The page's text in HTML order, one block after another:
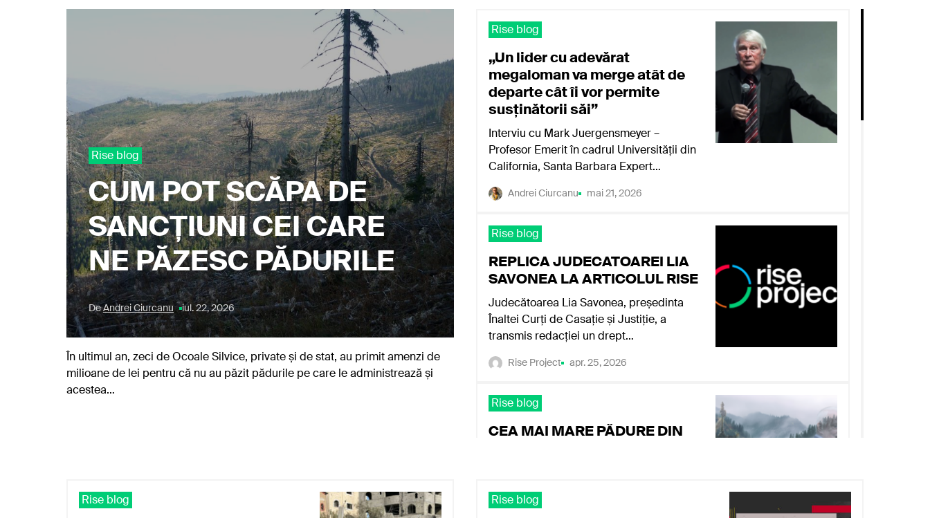
Rise blog
CUM POT SCĂPA DE
SANCȚIUNI CEI CARE
NE PĂZESC PĂDURILE
DeAndrei Ciurcanu iul. 22, 2026
În ultimul an, zeci de Ocoale Silvice, private și de stat, au primit amenzi de
milioane de lei pentru că nu au păzit pădurile pe care le administrează și
acestea…
Rise blog
„Un lider cu adevărat
megaloman va merge atât de
departe cât îi vor permite
susținătorii săi”
Interviu cu Mark Juergensmeyer –
Profesor Emerit în cadrul Universității din
California, Santa Barbara Expert…
Andrei Ciurcanu mai 21, 2026
Rise blog
REPLICA JUDECATOAREI LIA
SAVONEA LA ARTICOLUL RISE
Judecătoarea Lia Savonea, președinta
Înaltei Curți de Casație și Justiție, a
transmis redacției un drept…
Rise Project apr. 25, 2026
Rise blog
CEA MAI MARE PĂDURE DIN
MAGISTRAȚII IMPLICAȚI AU
Rise blog Rise blog